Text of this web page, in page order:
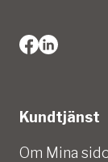
Kundtjänst
Om Mina